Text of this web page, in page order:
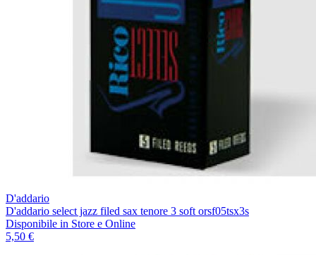
D'addario
D'addario select jazz filed sax tenore 3 soft orsf05tsx3s
Disponibile in Store e Online
5,50 €